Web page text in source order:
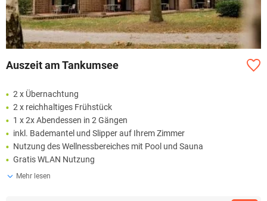
Auszeit am Tankumsee
2 x Übernachtung
2 x reichhaltiges Frühstück
1 x 2x Abendessen in 2 Gängen
inkl. Bademantel und Slipper auf Ihrem Zimmer
Nutzung des Wellnessbereiches mit Pool und Sauna
Gratis WLAN Nutzung
Mehr lesen